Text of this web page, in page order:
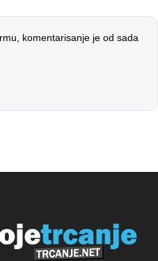
komentarisanje je od sada